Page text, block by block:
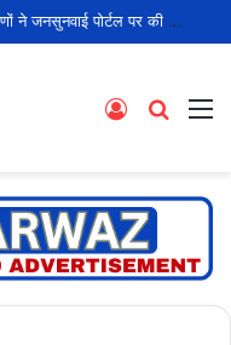
सचिवालय के रास्ते पर दीवार लगाने पर ग्रामीणों ने जनसुनवाई पोर्टल पर की शिकायत
Search
Log